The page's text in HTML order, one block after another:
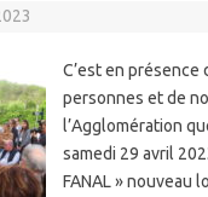
C’est en présence
personnes et de
l’Agglomération
samedi 29 avril
FANAL » nouveau